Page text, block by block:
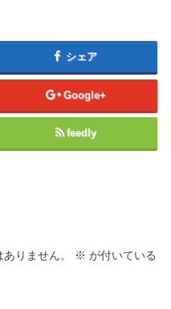
シェア
Google+
feedly
りません。 ※ が付いている